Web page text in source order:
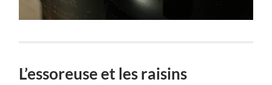
L’essoreuse et les raisins